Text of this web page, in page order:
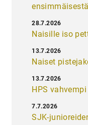
ensimmäisestä
Naisille iso
28.7.2026
Naiset
13.7.2026
HPS
13.7.2026
SJK-
7.7.2026